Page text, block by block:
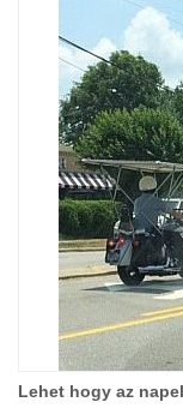
Lehet hogy az